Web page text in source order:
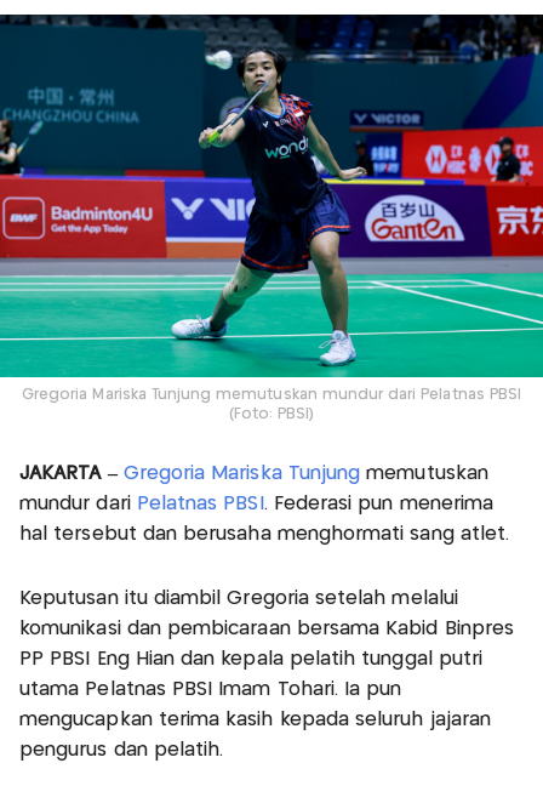
Gregoria Mariska Tunjung memutuskan mundur dari Pelatnas PBSI
(Foto: PBSI)
JAKARTA – Gregoria Mariska Tunjungmemutuskan
mundur dari Pelatnas PBSI . Federasi pun menerima
hal tersebut dan berusaha menghormati sang atlet.
Keputusan itu diambil Gregoria setelah melalui
komunikasi dan pembicaraan bersama Kabid Binpres
PP PBSI Eng Hian dan kepala pelatih tunggal putri
utama Pelatnas PBSI Imam Tohari. Ia pun
mengucapkan terima kasih kepada seluruh jajaran
pengurus dan pelatih.